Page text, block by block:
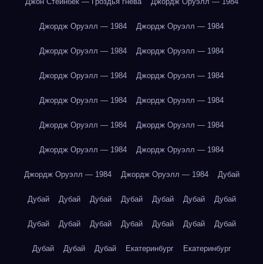
Джордж Оруэлл — 1984 Джордж Оруэлл — 1984
Джордж Оруэлл — 1984 Джордж Оруэлл — 1984
Джордж Оруэлл — 1984 Джордж Оруэлл — 1984
Джордж Оруэлл — 1984 Джордж Оруэлл — 1984
Джордж Оруэлл — 1984 Джордж Оруэлл — 1984
Джордж Оруэлл — 1984 Джордж Оруэлл — 1984
Джордж Оруэлл — 1984 Джордж Оруэлл — 1984 Дубай
Дубай Дубай Дубай Дубай Дубай Дубай Дубай
Дубай Дубай Дубай Дубай Дубай Дубай Дубай
Дубай Дубай Дубай Екатеринбург Екатеринбург